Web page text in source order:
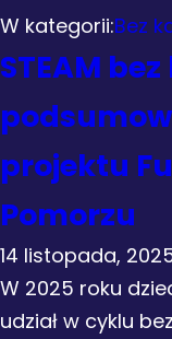
W kategorii:Bez
STEAM
projektu
Pomorzu
14 listopada,
W 2025 roku
udział w cyklu